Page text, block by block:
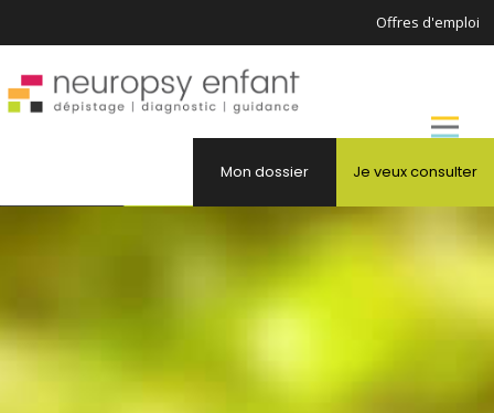
Offres d'emploi
Mon dossier Je veux consulter